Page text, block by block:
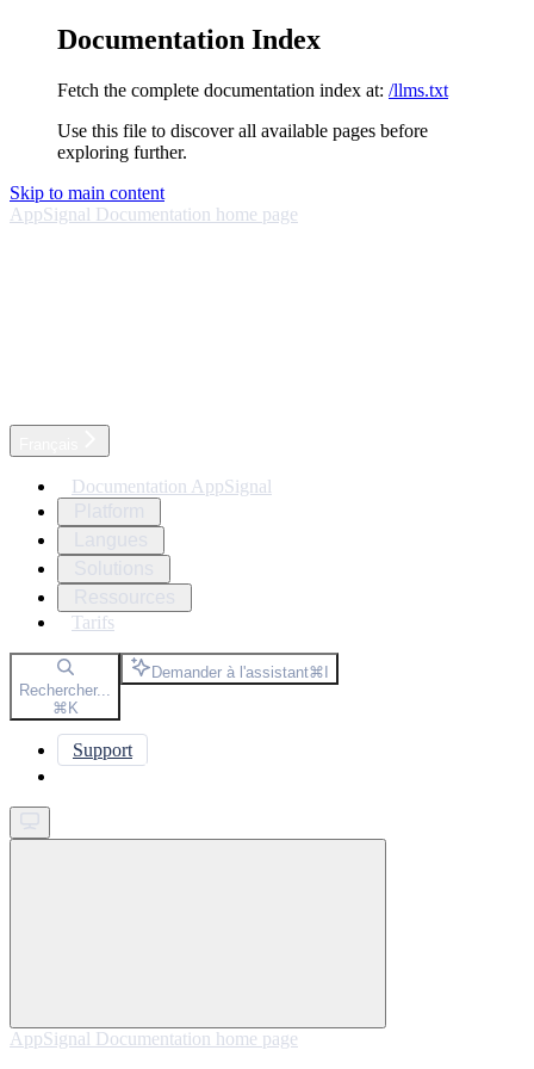
Documentation Index
Fetch the complete documentation index at: /llms.txt
Use this file to discover all available pages before
exploring further.
Skip to main content
AppSignal Documentation home page
Documentation AppSignal
Tarifs
Rechercher...
⌘K
Demander à l'assistant⌘I
Support
AppSignal Documentation home page